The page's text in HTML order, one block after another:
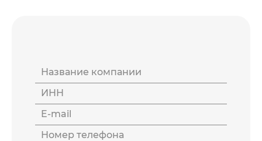
Название компании
ИНН
E-mail
Номер телефона